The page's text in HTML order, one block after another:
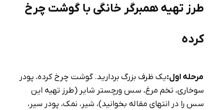
طرز تهیه همبرگر خانگی با گوشت چرخ
کرده
مرحله اول:یک ظرف بزرگ بردارید. گوشت چرخ کرده، پودر
سوخاری، تخم مرغ، سس ورچستر شایر (طرز تهیه این
سس را در انتهای مقاله بخوانید)، شیر، نمک، پودر سیر،